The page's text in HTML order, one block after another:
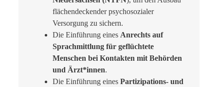
flächendeckender psychosozialer
Versorgung zu sichern.
Die Einführung eines Anrechts auf
Sprachmittlung für geflüchtete
Menschen bei Kontakten mit Behörden
und Ärzt*innen.
Die Einführung eines Partizipations- und